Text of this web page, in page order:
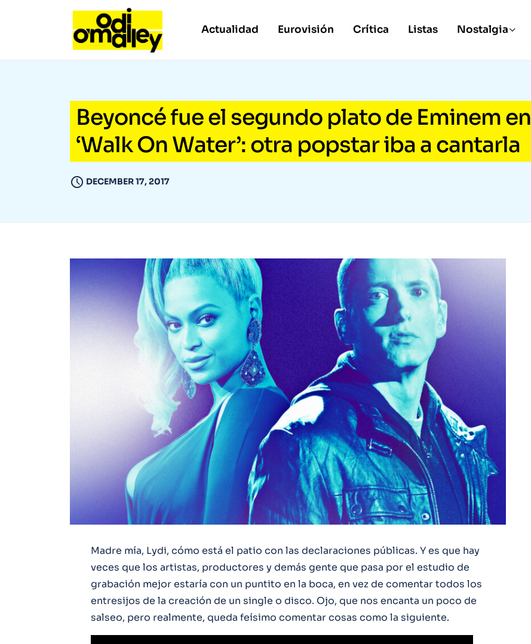
Actualidad Eurovisión Crítica Listas Nostalgia
Beyoncé fue el segundo plato de Eminem en
‘Walk On Water’: otra popstar iba a cantarla
DECEMBER 17, 2017
Madre mía, Lydi, cómo está el patio con las declaraciones públicas. Y es que hay
veces que los artistas, productores y demás gente que pasa por el estudio de
grabación mejor estaría con un puntito en la boca, en vez de comentar todos los
entresijos de la creación de un single o disco. Ojo, que nos encanta un poco de
salseo, pero realmente, queda feísimo comentar cosas como la siguiente.